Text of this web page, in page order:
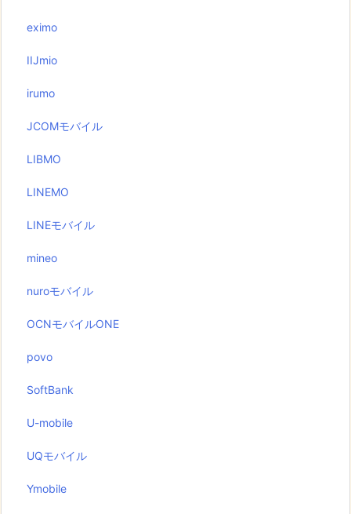
eximo
IIJmio
irumo
JCOMモバイル
LIBMO
LINEMO
LINEモバイル
mineo
nuroモバイル
OCNモバイルONE
povo
SoftBank
U-mobile
UQモバイル
Ymobile